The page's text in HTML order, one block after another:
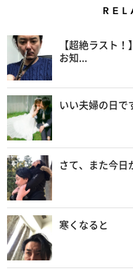
【超絶ラスト
お知...
いい夫婦の日で
さて、また今日
寒くなると